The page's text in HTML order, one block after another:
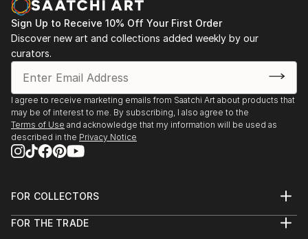
Sign Up to Receive 10% Off Your First Order
Discover new art and collections added weekly by our
curators.
I agree to receive marketing emails from Saatchi Art about products that
may be of interest to me. By subscribing, I also agree to the
Terms of Use and acknowledge that my information will be used as
described in the Privacy Notice
FOR COLLECTORS
Help Center
FOR THE TRADE